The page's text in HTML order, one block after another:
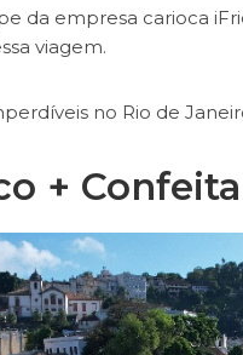
da empresa carioca
viagem.
no Rio de
+